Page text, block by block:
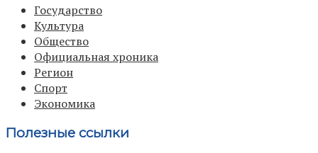
Государство
Культура
Общество
Официальная хроника
Регион
Спорт
Экономика
Полезные ссылки